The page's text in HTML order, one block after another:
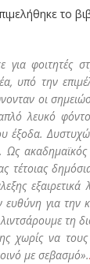
το
για φοιτητές
υπό την
οι
λευκό
έξοδα.
ακαδημαϊκός
τέτοιας
ευθύνη για
τη
χωρίς να
με σεβασμό»..